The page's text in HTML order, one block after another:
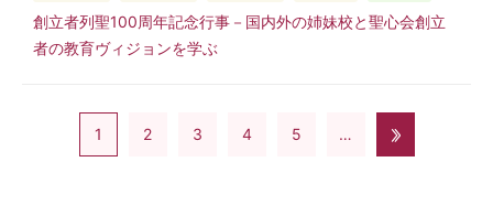
創立者列聖100周年記念行事－国内外の姉妹校と聖心会創立
者の教育ヴィジョンを学ぶ
1 2 3 4 5 …